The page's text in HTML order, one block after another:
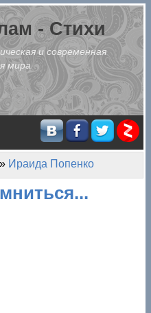
- Стихи
и современная
мира
» Ираида Попенко